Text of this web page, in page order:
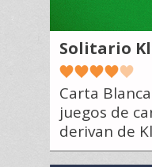
Solitario
Carta
juegos de
derivan de